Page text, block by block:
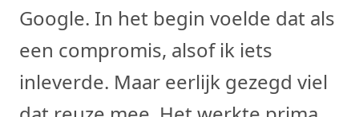
Google. In het begin voelde dat als
een compromis, alsof ik iets
inleverde. Maar eerlijk gezegd viel